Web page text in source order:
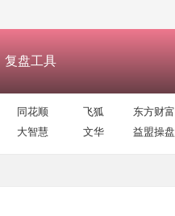
复盘工具
同花顺 飞狐
东方财富
大智慧
文华 益盟操盘